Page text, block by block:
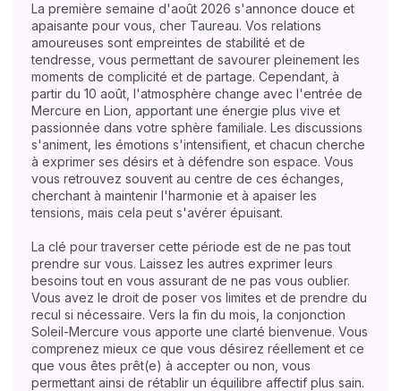
La première semaine d'août 2026 s'annonce douce et
apaisante pour vous, cher Taureau. Vos relations
amoureuses sont empreintes de stabilité et de
tendresse, vous permettant de savourer pleinement les
moments de complicité et de partage. Cependant, à
partir du 10 août, l'atmosphère change avec l'entrée de
Mercure en Lion, apportant une énergie plus vive et
passionnée dans votre sphère familiale. Les discussions
s'animent, les émotions s'intensifient, et chacun cherche
à exprimer ses désirs et à défendre son espace. Vous
vous retrouvez souvent au centre de ces échanges,
cherchant à maintenir l'harmonie et à apaiser les
tensions, mais cela peut s'avérer épuisant.
La clé pour traverser cette période est de ne pas tout
prendre sur vous. Laissez les autres exprimer leurs
besoins tout en vous assurant de ne pas vous oublier.
Vous avez le droit de poser vos limites et de prendre du
recul si nécessaire. Vers la fin du mois, la conjonction
Soleil-Mercure vous apporte une clarté bienvenue. Vous
comprenez mieux ce que vous désirez réellement et ce
que vous êtes prêt(e) à accepter ou non, vous
permettant ainsi de rétablir un équilibre affectif plus sain.